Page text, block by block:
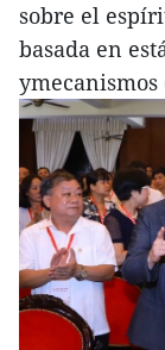
sobre el
basada en